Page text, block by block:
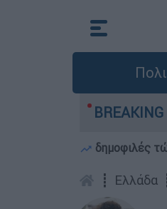
καταγγελία
δημοφιλές
┋ Ελλάδα